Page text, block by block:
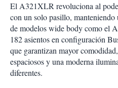
El A321XLR revoluciona al
con un solo pasillo,
de modelos wide body como el
182 asientos en configuración
que garantizan mayor
espaciosos y una moderna
diferentes.